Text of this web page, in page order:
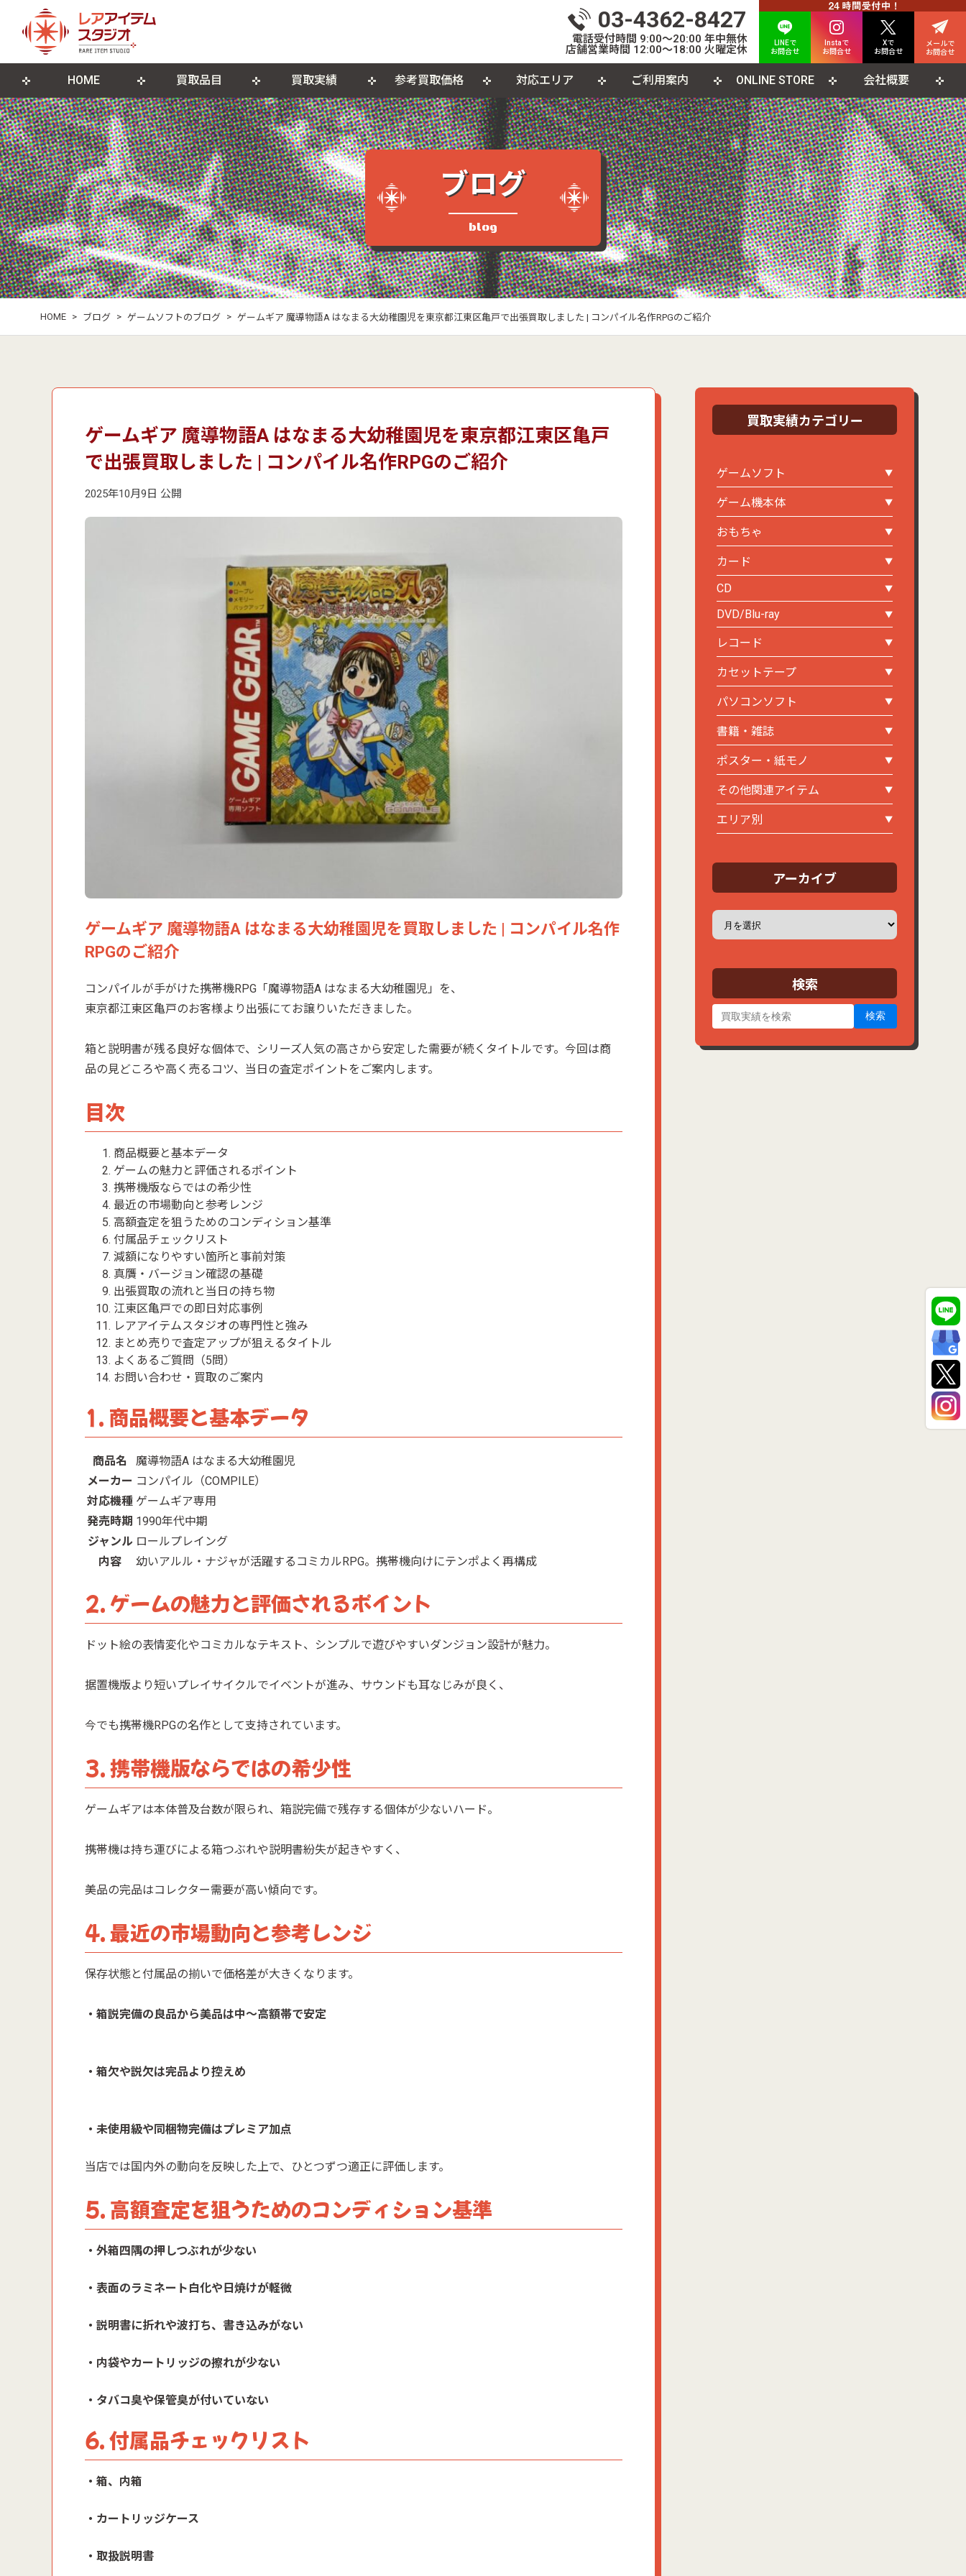
03-4362-8427
電話受付時間 9:00〜20:00 年中無休
店舗営業時間 12:00〜18:00 火曜定休
LINEで
お問合せ
Instaで
お問合せ
Xで
お問合せ
メールで
お問合せ
HOME 買取品目
ゲームソフト ゲーム機本体 おもちゃ カード CD
DVD・Blu-ray レコード カセットテープ パソコンソフト 書籍・雑誌
ポスター・紙モノ その他関連品
買取実績 参考買取価格 対応エリア ご利用案内
来店買取について 宅配買取について 出張買取について LINE査定について よくある質問
遺品整理・生前整理
ONLINE STORE 会社概要
店舗概要 ブログ おしらせ 個人情報保護方針 利用規約
古物営業法に基づく表記
ブログ
blog
HOME > ブログ > ゲームソフトのブログ > ゲームギア 魔導物語A はなまる大幼稚園児を東京都江東区亀戸で出張買取しました | コンパイル名作RPGのご紹介
ゲームギア 魔導物語A はなまる大幼稚園児を東京都江東区亀戸
で出張買取しました | コンパイル名作RPGのご紹介
2025年10月9日 公開
ゲームギア 魔導物語A はなまる大幼稚園児を買取しました | コンパイル名作
RPGのご紹介
コンパイルが手がけた携帯機RPG「魔導物語A はなまる大幼稚園児」を、
東京都江東区亀戸のお客様より出張にてお譲りいただきました。
箱と説明書が残る良好な個体で、シリーズ人気の高さから安定した需要が続くタイトルです。今回は商
品の見どころや高く売るコツ、当日の査定ポイントをご案内します。
目次
商品概要と基本データ
ゲームの魅力と評価されるポイント
携帯機版ならではの希少性
最近の市場動向と参考レンジ
高額査定を狙うためのコンディション基準
付属品チェックリスト
減額になりやすい箇所と事前対策
真贋・バージョン確認の基礎
出張買取の流れと当日の持ち物
江東区亀戸での即日対応事例
レアアイテムスタジオの専門性と強み
まとめ売りで査定アップが狙えるタイトル
よくあるご質問（5問）
お問い合わせ・買取のご案内
1. 商品概要と基本データ
商品名
魔導物語A はなまる大幼稚園児
メーカー コンパイル（COMPILE）
対応機種 ゲームギア専用
発売時期 1990年代中期
ジャンル ロールプレイング
内容
幼いアルル・ナジャが活躍するコミカルRPG。携帯機向けにテンポよく再構成
2. ゲームの魅力と評価されるポイント
ドット絵の表情変化やコミカルなテキスト、シンプルで遊びやすいダンジョン設計が魅力。
据置機版より短いプレイサイクルでイベントが進み、サウンドも耳なじみが良く、
今でも携帯機RPGの名作として支持されています。
3. 携帯機版ならではの希少性
ゲームギアは本体普及台数が限られ、箱説完備で残存する個体が少ないハード。
携帯機は持ち運びによる箱つぶれや説明書紛失が起きやすく、
美品の完品はコレクター需要が高い傾向です。
4. 最近の市場動向と参考レンジ
保存状態と付属品の揃いで価格差が大きくなります。
・箱説完備の良品から美品は中〜高額帯で安定
・箱欠や説欠は完品より控えめ
・未使用級や同梱物完備はプレミア加点
当店では国内外の動向を反映した上で、ひとつずつ適正に評価します。
5. 高額査定を狙うためのコンディション基準
・外箱四隅の押しつぶれが少ない
・表面のラミネート白化や日焼けが軽微
・説明書に折れや波打ち、書き込みがない
・内袋やカートリッジの擦れが少ない
・タバコ臭や保管臭が付いていない
6. 付属品チェックリスト
・箱、内箱
・カートリッジケース
・取扱説明書
買取実績カテゴリー
ゲームソフト
ゲーム機本体
おもちゃ
カード
CD
DVD/Blu-ray
レコード
カセットテープ
パソコンソフト
書籍・雑誌
ポスター・紙モノ
その他関連アイテム
エリア別
アーカイブ
ア
カ
ブ
検索
検索